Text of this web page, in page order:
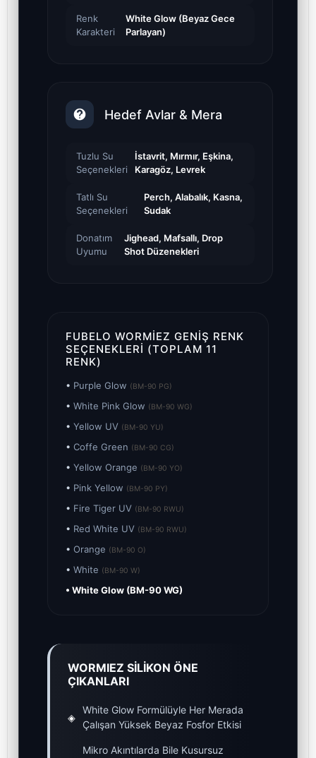
Renk
Karakteri
White Glow (Beyaz Gece
Parlayan)
Hedef Avlar & Mera
Tuzlu Su
Seçenekleri
İstavrit, Mırmır, Eşkina,
Karagöz, Levrek
Tatlı Su
Seçenekleri
Perch, Alabalık, Kasna,
Sudak
Donatım
Uyumu
Jighead, Mafsallı, Drop
Shot Düzenekleri
FUBELO WORMIEZ GENIŞ RENK
SEÇENEKLERI (TOPLAM 11
RENK)
• Purple Glow (BM-90 PG)
• White Pink Glow (BM-90 WG)
• Yellow UV (BM-90 YU)
• Coffe Green (BM-90 CG)
• Yellow Orange (BM-90 YO)
• Pink Yellow (BM-90 PY)
• Fire Tiger UV (BM-90 RWU)
• Red White UV (BM-90 RWU)
• Orange (BM-90 O)
• White (BM-90 W)
• White Glow (BM-90 WG)
WORMIEZ SİLİKON ÖNE
ÇIKANLARI
◈
White Glow Formülüyle Her Merada
Çalışan Yüksek Beyaz Fosfor Etkisi
Mikro Akıntılarda Bile Kusursuz